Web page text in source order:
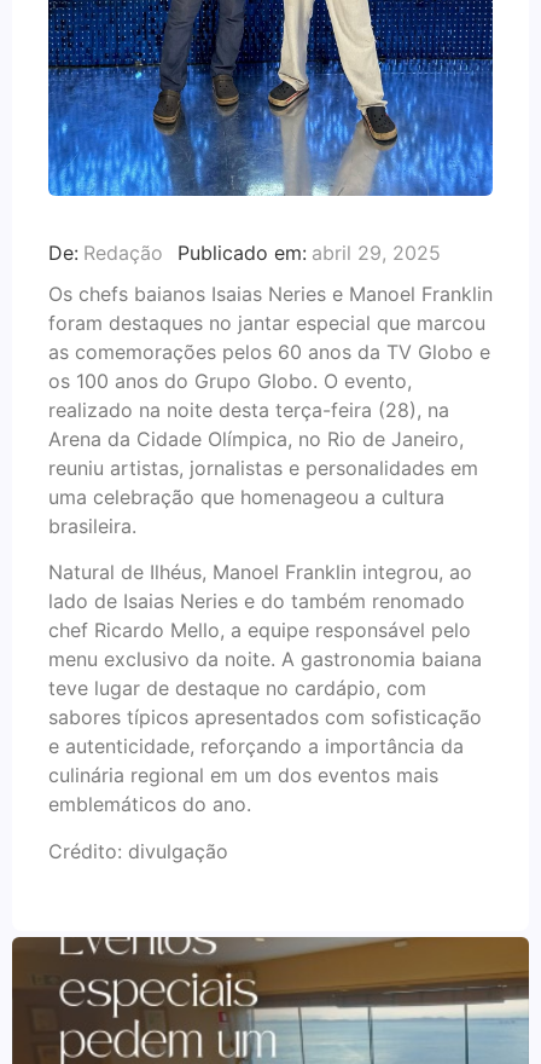
De: Redação Publicado em: abril 29, 2025
Os chefs baianos Isaias Neries e Manoel Franklin
foram destaques no jantar especial que marcou
as comemorações pelos 60 anos da TV Globo e
os 100 anos do Grupo Globo. O evento,
realizado na noite desta terça-feira (28), na
Arena da Cidade Olímpica, no Rio de Janeiro,
reuniu artistas, jornalistas e personalidades em
uma celebração que homenageou a cultura
brasileira.
Natural de Ilhéus, Manoel Franklin integrou, ao
lado de Isaias Neries e do também renomado
chef Ricardo Mello, a equipe responsável pelo
menu exclusivo da noite. A gastronomia baiana
teve lugar de destaque no cardápio, com
sabores típicos apresentados com sofisticação
e autenticidade, reforçando a importância da
culinária regional em um dos eventos mais
emblemáticos do ano.
Crédito: divulgação